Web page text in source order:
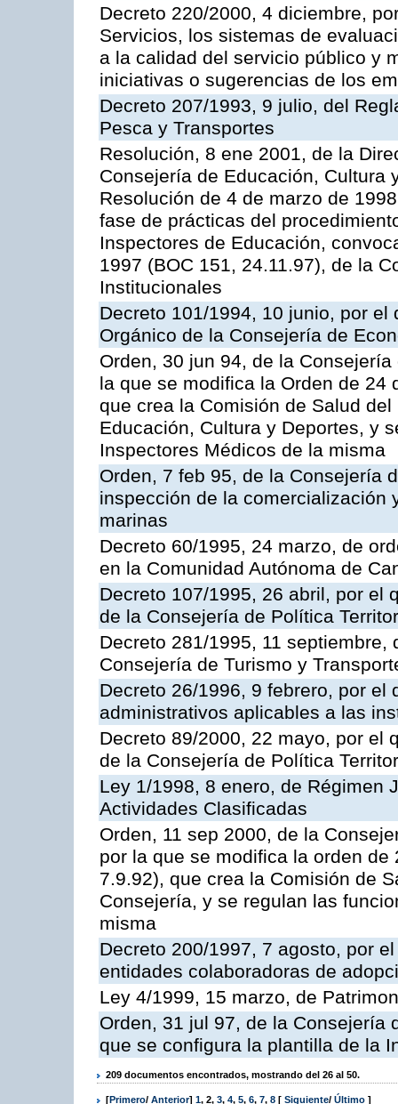
Decreto 220/2000, 4 diciembre,
Servicios, los sistemas de
a la calidad del servicio público y
iniciativas o sugerencias de los
Decreto 207/1993, 9 julio, del
Pesca y Transportes
Resolución, 8 ene 2001, de la
Consejería de Educación, Cultura
Resolución de 4 de marzo de
fase de prácticas del
Inspectores de Educación,
1997 (BOC 151, 24.11.97), de la
Institucionales
Decreto 101/1994, 10 junio, por
Orgánico de la Consejería de
Orden, 30 jun 94, de la
la que se modifica la Orden de 24
que crea la Comisión de Salud
Educación, Cultura y Deportes, y
Inspectores Médicos de la misma
Orden, 7 feb 95, de la Consejería
inspección de la comercialización
marinas
Decreto 60/1995, 24 marzo, de
en la Comunidad Autónoma de
Decreto 107/1995, 26 abril, por el
de la Consejería de Política
Decreto 281/1995, 11
Consejería de Turismo y
Decreto 26/1996, 9 febrero, por
administrativos aplicables a las
Decreto 89/2000, 22 mayo, por el
de la Consejería de Política
Ley 1/1998, 8 enero, de Régimen
Actividades Clasificadas
Orden, 11 sep 2000, de la
por la que se modifica la orden
7.9.92), que crea la Comisión de
Consejería, y se regulan las
misma
Decreto 200/1997, 7 agosto, por
entidades colaboradoras de
Ley 4/1999, 15 marzo, de
Orden, 31 jul 97, de la Consejería
que se configura la plantilla de la
209 documentos encontrados, mostrando del 26 al 50.
[Primero/ Anterior] 1, 2, 3, 4, 5, 6, 7, 8 [ Siguiente/ Último ]